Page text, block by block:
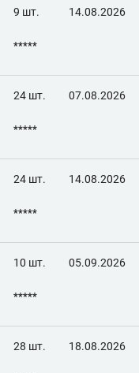
9 шт. 14.08.2026
*****
24 шт. 07.08.2026
*****
24 шт. 14.08.2026
*****
10 шт. 05.09.2026
*****
28 шт. 18.08.2026